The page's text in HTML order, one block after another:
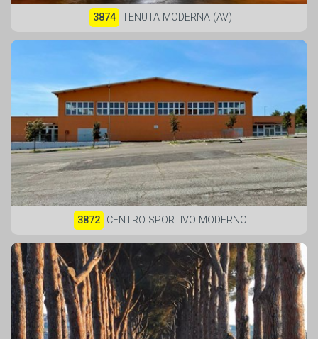
3874 TENUTA MODERNA (AV)
3872 CENTRO SPORTIVO MODERNO